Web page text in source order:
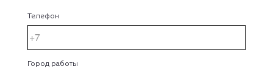
Телефон
Город работы